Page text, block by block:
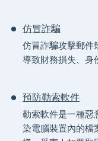
仿冒詐騙
仿冒詐騙攻擊郵件
導致財務損失、身
預防勒索軟件
勒索軟件是一種惡
染電腦裝置內的檔